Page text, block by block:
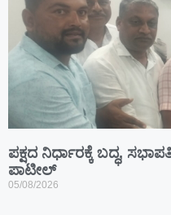
ಪಕ್ಷದ ನಿರ್ಧಾರಕ್ಕೆ ಬದ್ಧ,
ಪಾಟೀಲ್
05/08/2026